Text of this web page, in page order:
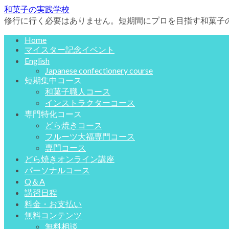
和菓子の実践学校
修行に行く必要はありません。短期間にプロを目指す和菓子
Home
マイスター記念イベント
English
Japanese confectionery course
短期集中コース
和菓子職人コース
インストラクターコース
専門特化コース
どら焼きコース
フルーツ大福専門コース
専門コース
どら焼きオンライン講座
パーソナルコース
Q＆A
講習日程
料金・お支払い
無料コンテンツ
無料相談